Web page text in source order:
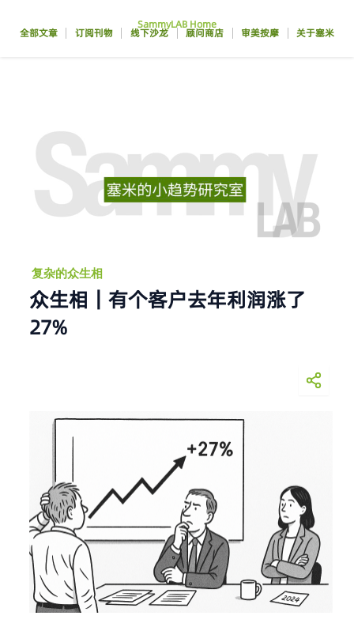
SammyLAB Home
全部文章 订阅刊物 线下沙龙 顾问商店 审美按摩 关于塞米
复杂的众生相
众生相｜有个客户去年利润涨了
27%